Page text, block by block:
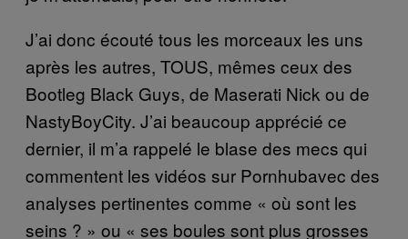
J’ai donc écouté tous les morceaux les uns
après les autres, TOUS, mêmes ceux des
Bootleg Black Guys, de Maserati Nick ou de
NastyBoyCity. J’ai beaucoup apprécié ce
dernier, il m’a rappelé le blase des mecs qui
commentent les vidéos sur Pornhubavec des
analyses pertinentes comme « où sont les
seins ? » ou « ses boules sont plus grosses